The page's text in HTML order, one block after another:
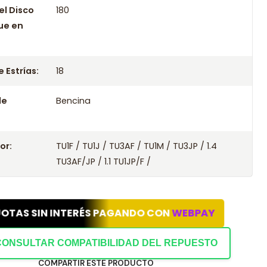
Disco
en
180
Estrías: 18
Bencina
TU1F / TU1J / TU3AF / TU1M / TU3JP / 1.4
TU3AF/JP / 1.1 TU1JP/F /
SIN INTERÉS PAGANDO CONWEBPAY
COMPATIBILIDAD DEL REPUESTO
COMPARTIR ESTE PRODUCTO